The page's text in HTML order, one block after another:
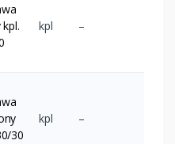
kpl –
30
kpl –